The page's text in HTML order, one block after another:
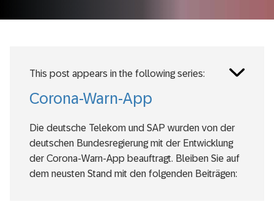
This post appears in the following series:
Corona-Warn-App
Die deutsche Telekom und SAP wurden von der
deutschen Bundesregierung mit der Entwicklung
der Corona-Warn-App beauftragt. Bleiben Sie auf
dem neusten Stand mit den folgenden Beiträgen:
Toggle